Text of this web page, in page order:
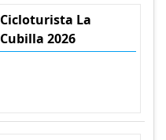
Cicloturista La
Cubilla 2026